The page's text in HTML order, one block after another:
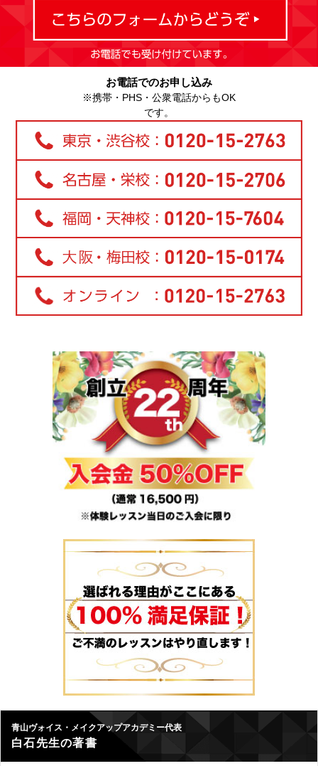
お電話でのお申し込み
※携帯・PHS・公衆電話からもOK
です。
青山ヴォイス・メイクアップアカデミー代表
白石先生の著書